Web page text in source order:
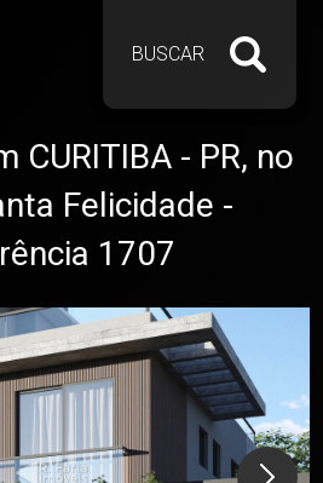
BUSCAR
CURITIBA - PR, no
Felicidade -
1707